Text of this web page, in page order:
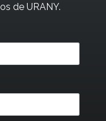
de URANY.